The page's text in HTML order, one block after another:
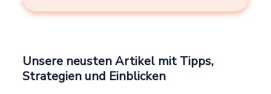
Unsere neusten Artikel mit Tipps,
Strategien und Einblicken